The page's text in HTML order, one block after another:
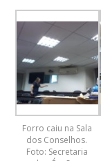
Forro caiu na Sala
dos Conselhos.
Foto: Secretaria